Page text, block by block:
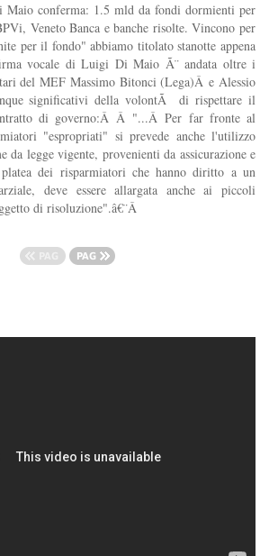
conferma: 1.5 mld da fondi dormienti per
Veneto Banca e banche risolte. Vincono per
per il fondo" abbiamo titolato stanotte appena
vocale di Luigi Di Maio Ã¨ andata oltre i
del MEF Massimo Bitonci (Lega)Â e Alessio
significativi della volontÃ di rispettare il
di governo:Â Â "...Â Per far fronte al
"espropriati" si prevede anche l'utilizzo
da legge vigente, provenienti da assicurazione e
dei risparmiatori che hanno diritto a un
deve essere allargata anche ai piccoli
di risoluzione".â€¨Â